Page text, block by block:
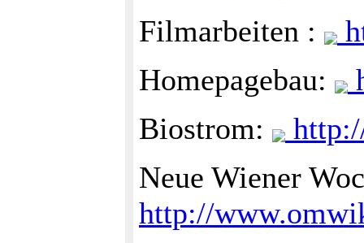
Filmarbeiten :
Homepagebau:
Biostrom:
Neue Wiener
http://